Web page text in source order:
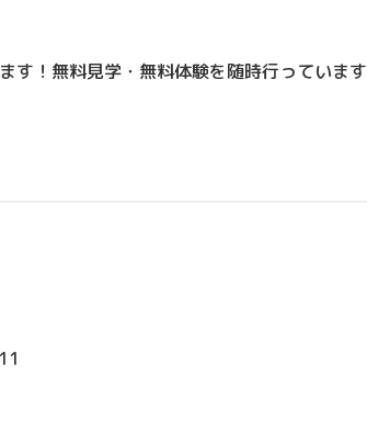
す！無料見学・無料体験を随時行っています